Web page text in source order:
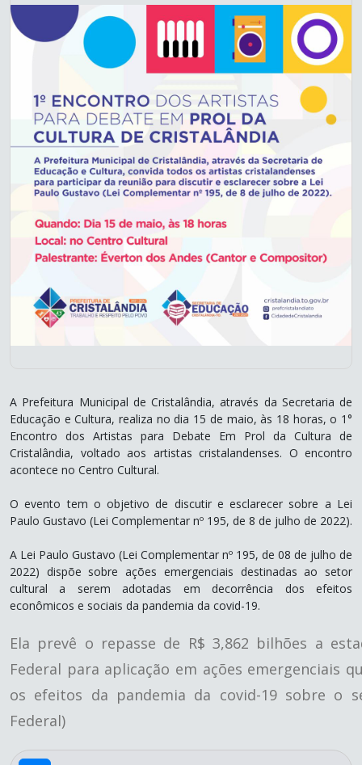
A Prefeitura Municipal de Cristalândia, através da Secretaria de
Educação e Cultura, realiza no dia 15 de maio, às 18 horas, o 1°
Encontro dos Artistas para Debate Em Prol da Cultura de
Cristalândia, voltado aos artistas cristalandenses. O encontro
acontece no Centro Cultural.
O evento tem o objetivo de discutir e esclarecer sobre a Lei
Paulo Gustavo (Lei Complementar nº 195, de 8 de julho de 2022).
A Lei Paulo Gustavo (Lei Complementar nº 195, de 08 de julho de
2022) dispõe sobre ações emergenciais destinadas ao setor
cultural a serem adotadas em decorrência dos efeitos
econômicos e sociais da pandemia da covid-19.
Ela prevê o repasse de R$ 3,862 bilhões a
Federal para aplicação em ações emergenciais
os efeitos da pandemia da covid-19 sobre o
Federal)